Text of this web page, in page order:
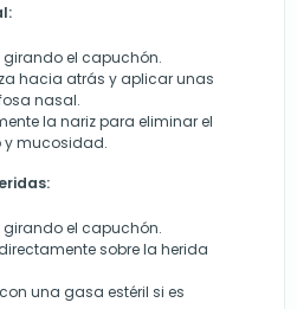
girando el capuchón.
hacia atrás y aplicar unas
nasal.
la nariz para eliminar el
y mucosidad.
girando el capuchón.
sobre la herida
una gasa estéril si es